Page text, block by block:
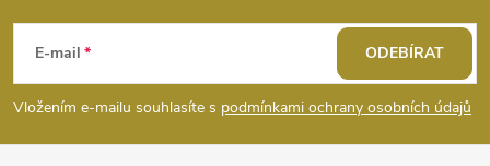
s
p
E-mail
Vložením e-mailu souhlasíte s podmínkami ochrany osobních údajů
ODEBÍRAT